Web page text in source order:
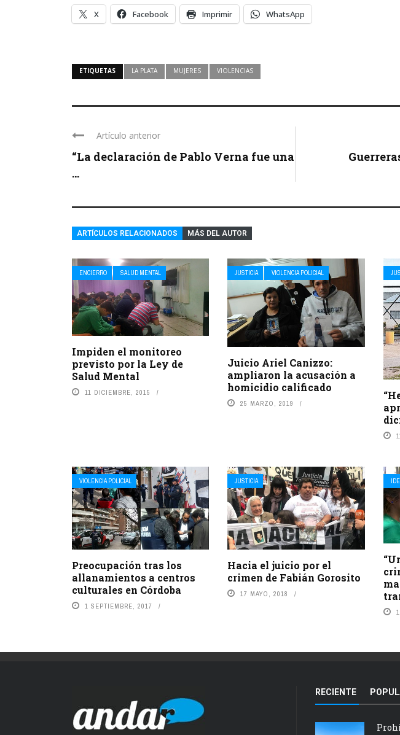
X Facebook Imprimir WhatsApp
ETIQUETAS LA PLATA MUJERES VIOLENCIAS
Artículo anterior
“La declaración de Pablo Verna fue una
...
ARTÍCULOS RELACIONADOS MÁS DEL AUTOR
ENCIERRO SALUD MENTAL
Impiden el monitoreo
previsto por la Ley de
Salud Mental
11 DICIEMBRE, 2015
JUSTICIA VIOLENCIA POLICIAL
Juicio Ariel Canizzo:
ampliaron la acusación a
homicidio calificado
25 MARZO, 2019
VIOLENCIA POLICIAL
Preocupación tras los
allanamientos a centros
culturales en Córdoba
1 SEPTIEMBRE, 2017
JUSTICIA
Hacia el juicio por el
crimen de Fabián Gorosito
17 MAYO, 2018
RECIENTE